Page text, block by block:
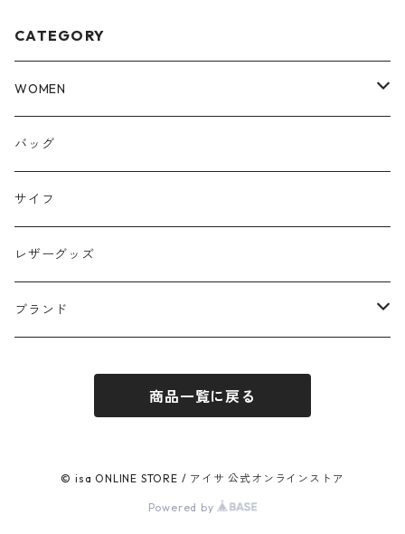
CATEGORY
WOMEN
トップス
パンツ
スカート
アウター
バッグ
サイフ
レザーグッズ
ブランド
JHON BULL / ジョンブル
blue willow / ブルーウィロー
商品一覧に戻る
© isa ONLINE STORE / アイサ 公式オンラインストア
Powered by